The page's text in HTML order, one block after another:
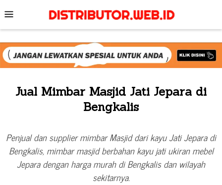
to
content
Mobile
Menu
Jual Mimbar Masjid Jati Jepara di
Bengkalis
Penjual dan supplier mimbar Masjid dari kayu Jati Jepara di
Bengkalis, mimbar masjid berbahan kayu jati ukiran mebel
Jepara dengan harga murah di Bengkalis dan wilayah
sekitarnya.